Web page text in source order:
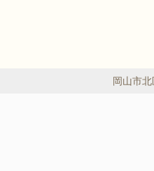
岡山市